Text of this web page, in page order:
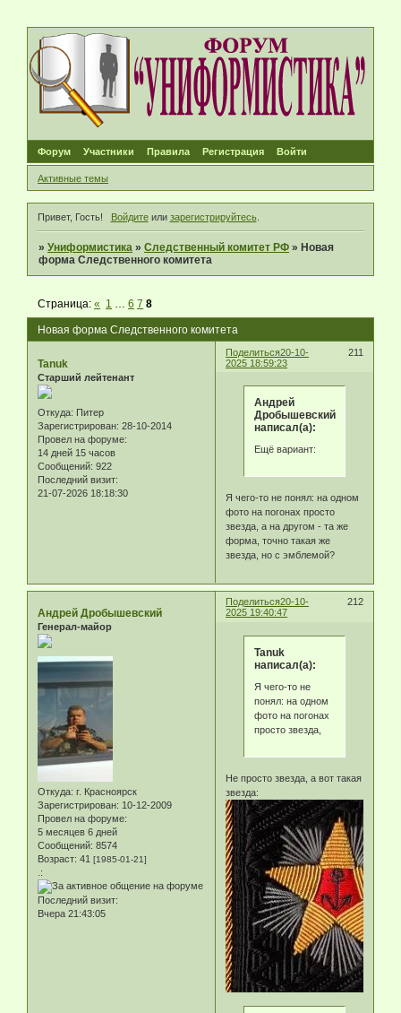
Форум Участники Правила Регистрация Войти
Активные темы
Привет, Гость! Войдитеили зарегистрируйтесь.
»Униформистика »Следственный комитет РФ » Новая
форма Следственного комитета
Новая форма Следственного комитета
Страница:« 1 6 7 8
Поделиться 211
20-10-
2025 18:59:23
Tanuk
Старший лейтенант
Откуда: Питер
Зарегистрирован: 28-10-2014
Провел на форуме:
14 дней 15 часов
Сообщений: 922
Последний визит:
21-07-2026 18:18:30
Андрей
Дробышевский
написал(а):
Ещё вариант:
Я чего-то не понял: на одном
фото на погонах просто
звезда, а на другом - та же
форма, точно такая же
звезда, но с эмблемой?
Поделиться 212
20-10-
2025 19:40:47
Андрей Дробышевский
Генерал-майор
Откуда: г. Красноярск
Зарегистрирован: 10-12-2009
Провел на форуме:
5 месяцев 6 дней
Сообщений: 8574
Возраст: 41 [1985-01-21]
.:
Последний визит:
Вчера 21:43:05
Tanuk
написал(а):
Я чего-то не
понял: на одном
фото на погонах
просто звезда,
Не просто звезда, а вот такая
звезда: